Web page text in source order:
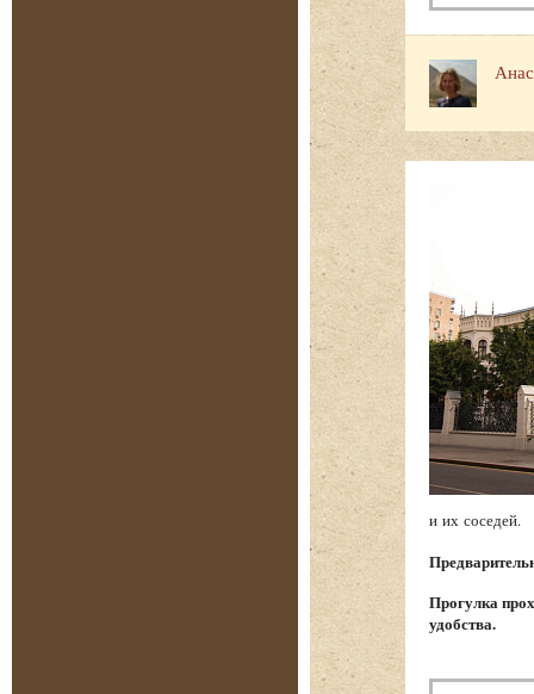
и их соседей.
Прогулка
удобства.